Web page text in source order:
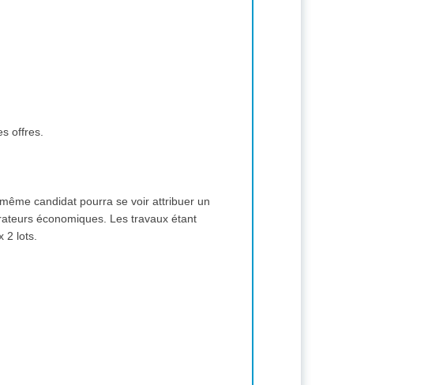
réception des offres.
candidat pourra se voir attribuer un
économiques. Les travaux étant
2 lots.